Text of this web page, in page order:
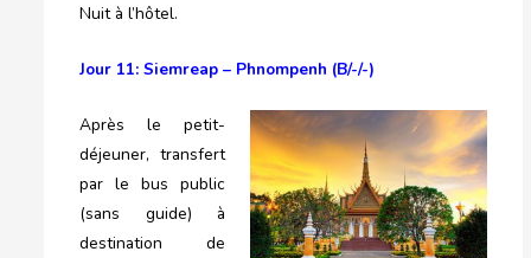
Nuit à l’hôtel.
Jour 11: Siemreap – Phnompenh (B/-/-)
Après le petit-
déjeuner, transfert
par le bus public
(sans guide) à
destination de